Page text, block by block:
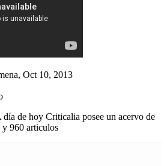
, Oct 10, 2013
día de hoy Criticalia posee un acervo de
y 960 articulos